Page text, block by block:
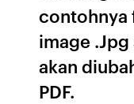
contohnya
image
akan
PDF.